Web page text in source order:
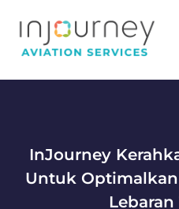
InJourney
Untuk